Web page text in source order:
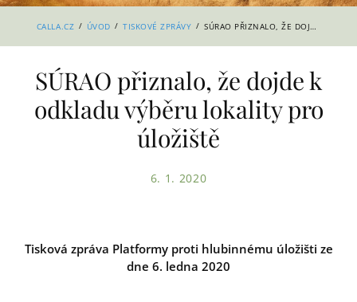
CALLA.CZ / ÚVOD / TISKOVÉ ZPRÁVY / SÚRAO PŘIZNALO, ŽE DOJDE K ODKLADU VÝBĚRU LOKALITY PRO ÚLOŽIŠTĚ
SÚRAO přiznalo, že dojde k
odkladu výběru lokality pro
úložiště
6. 1. 2020
Tisková zpráva Platformy proti hlubinnému úložišti ze
dne 6. ledna 2020